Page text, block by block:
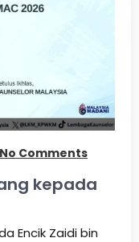
No Comments
kepada
Encik Zaidi bin